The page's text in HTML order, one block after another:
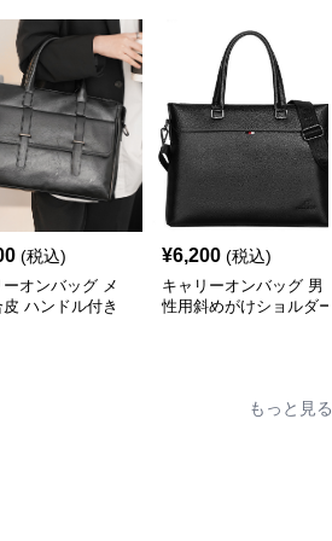
(税込)
ーオンバッグ メ
ハンドル付き
¥6,200 (税込)
キャリーオンバッグ 男
性用斜めがけショルダー
もっと見る